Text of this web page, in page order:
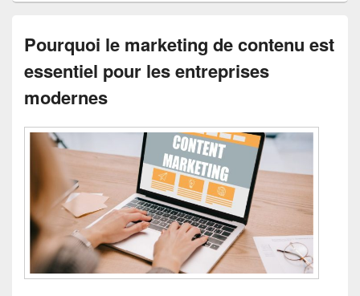
Pourquoi le marketing de contenu est
essentiel pour les entreprises
modernes